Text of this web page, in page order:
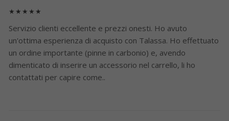
★★★★★
Servizio clienti eccellente e prezzi onesti. Ho avuto
un'ottima esperienza di acquisto con Talassa. Ho effettuato
un ordine importante (pinne in carbonio) e, avendo
dimenticato di inserire un accessorio nel carrello, li ho
contattati per capire come..